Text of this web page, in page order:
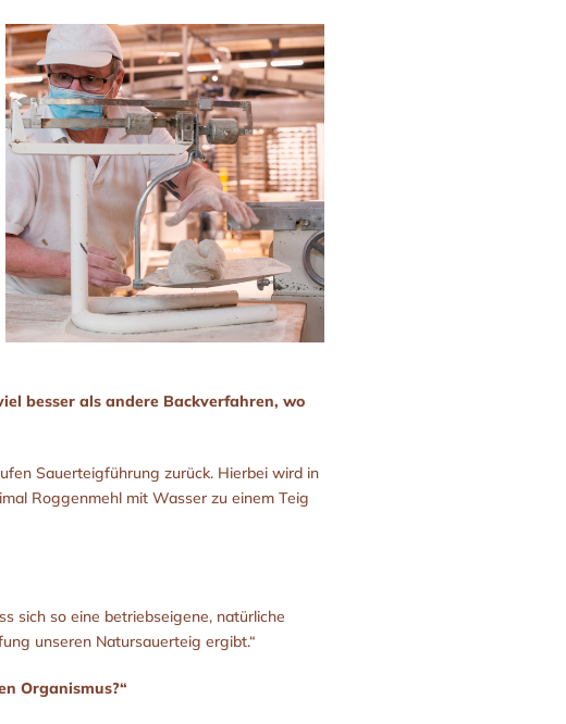
besser als andere Backverfahren, wo
Sauerteigführung zurück. Hierbei wird in
Roggenmehl mit Wasser zu einem Teig
sich so eine betriebseigene, natürliche
unseren Natursauerteig ergibt.“
Organismus?“